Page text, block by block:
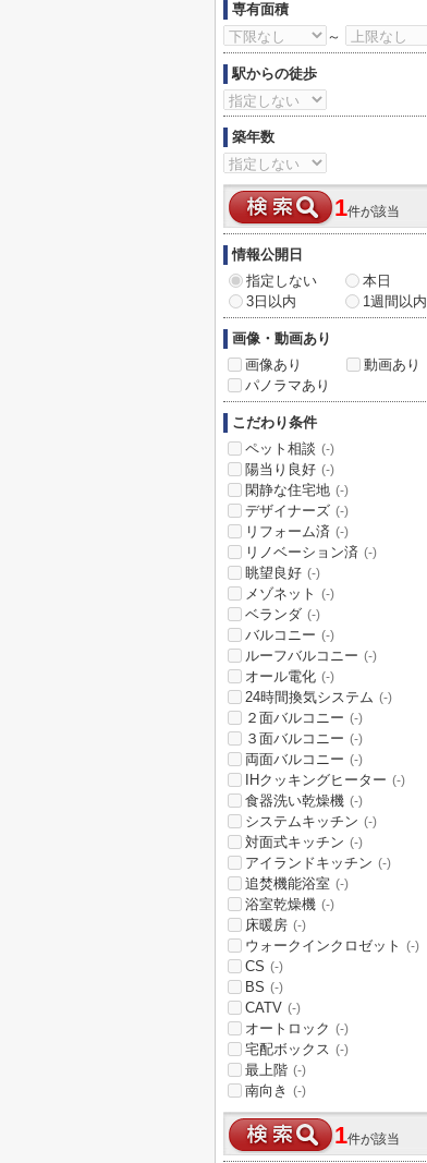
専有面積
～
駅からの徒歩
築年数
1件が該当
情報公開日
指定しない
本日
3日以内
1週間以内
画像・動画あり
画像あり
動画あり
パノラマあり
こだわり条件
ペット相談 (-)
陽当り良好 (-)
閑静な住宅地 (-)
デザイナーズ (-)
リフォーム済 (-)
リノベーション済 (-)
眺望良好 (-)
メゾネット (-)
ベランダ (-)
バルコニー (-)
ルーフバルコニー (-)
オール電化 (-)
24時間換気システム (-)
２面バルコニー (-)
３面バルコニー (-)
両面バルコニー (-)
IHクッキングヒーター (-)
食器洗い乾燥機 (-)
システムキッチン (-)
対面式キッチン (-)
アイランドキッチン (-)
追焚機能浴室 (-)
浴室乾燥機 (-)
床暖房 (-)
ウォークインクロゼット (-)
CS (-)
BS (-)
CATV (-)
オートロック (-)
宅配ボックス (-)
最上階 (-)
南向き (-)
1件が該当